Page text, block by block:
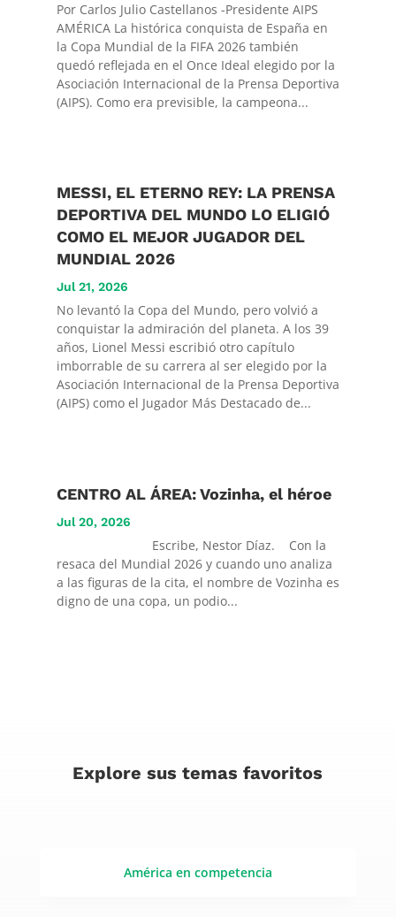
Por Carlos Julio Castellanos -Presidente AIPS
AMÉRICA La histórica conquista de España en
la Copa Mundial de la FIFA 2026 también
quedó reflejada en el Once Ideal elegido por la
Asociación Internacional de la Prensa Deportiva
(AIPS). Como era previsible, la campeona...
MESSI, EL ETERNO REY: LA PRENSA
DEPORTIVA DEL MUNDO LO ELIGIÓ
COMO EL MEJOR JUGADOR DEL
MUNDIAL 2026
Jul 21, 2026
No levantó la Copa del Mundo, pero volvió a
conquistar la admiración del planeta. A los 39
años, Lionel Messi escribió otro capítulo
imborrable de su carrera al ser elegido por la
Asociación Internacional de la Prensa Deportiva
(AIPS) como el Jugador Más Destacado de...
CENTRO AL ÁREA: Vozinha, el héroe
Jul 20, 2026
Escribe, Nestor Díaz. Con la
resaca del Mundial 2026 y cuando uno analiza
a las figuras de la cita, el nombre de Vozinha es
digno de una copa, un podio...
Explore sus temas favoritos
América en competencia